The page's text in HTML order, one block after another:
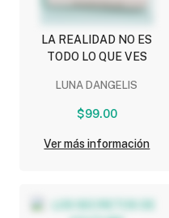
LA REALIDAD NO ES
TODO LO QUE VES
LUNA DANGELIS
$99.00
Ver más información